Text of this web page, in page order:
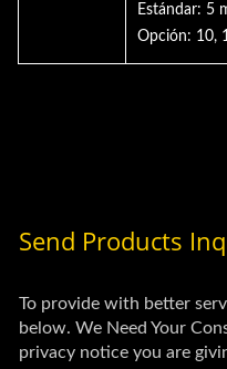
Estándar: 5
Opción: 10,